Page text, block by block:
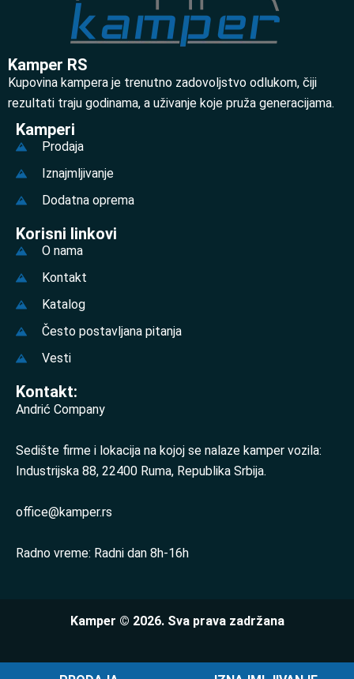
Kamper RS
Kupovina kampera je trenutno zadovoljstvo odlukom, čiji
rezultati traju godinama, a uživanje koje pruža generacijama.
Kamperi
Prodaja
Iznajmljivanje
Dodatna oprema
Korisni linkovi
O nama
Kontakt
Katalog
Često postavljana pitanja
Vesti
Kontakt:
Andrić Company
Sedište firme i lokacija na kojoj se nalaze kamper vozila:
Industrijska 88, 22400 Ruma, Republika Srbija.
office@kamper.rs
Radno vreme: Radni dan 8h-16h
Kamper © 2026. Sva prava zadržana